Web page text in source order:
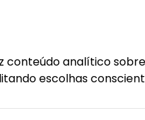
analítico
escolhas